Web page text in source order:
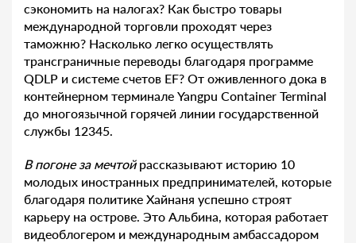
сэкономить на налогах? Как быстро товары
международной торговли проходят через
таможню? Насколько легко осуществлять
трансграничные переводы благодаря программе
QDLP и системе счетов EF? От оживленного дока в
контейнерном терминале Yangpu Container Terminal
до многоязычной горячей линии государственной
службы 12345.
Впогоне за мечтойрассказывают историю 10
молодых иностранных предпринимателей, которые
благодаря политике Хайнаня успешно строят
карьеру на острове. Это Альбина, которая работает
видеоблогером и международным амбассадором